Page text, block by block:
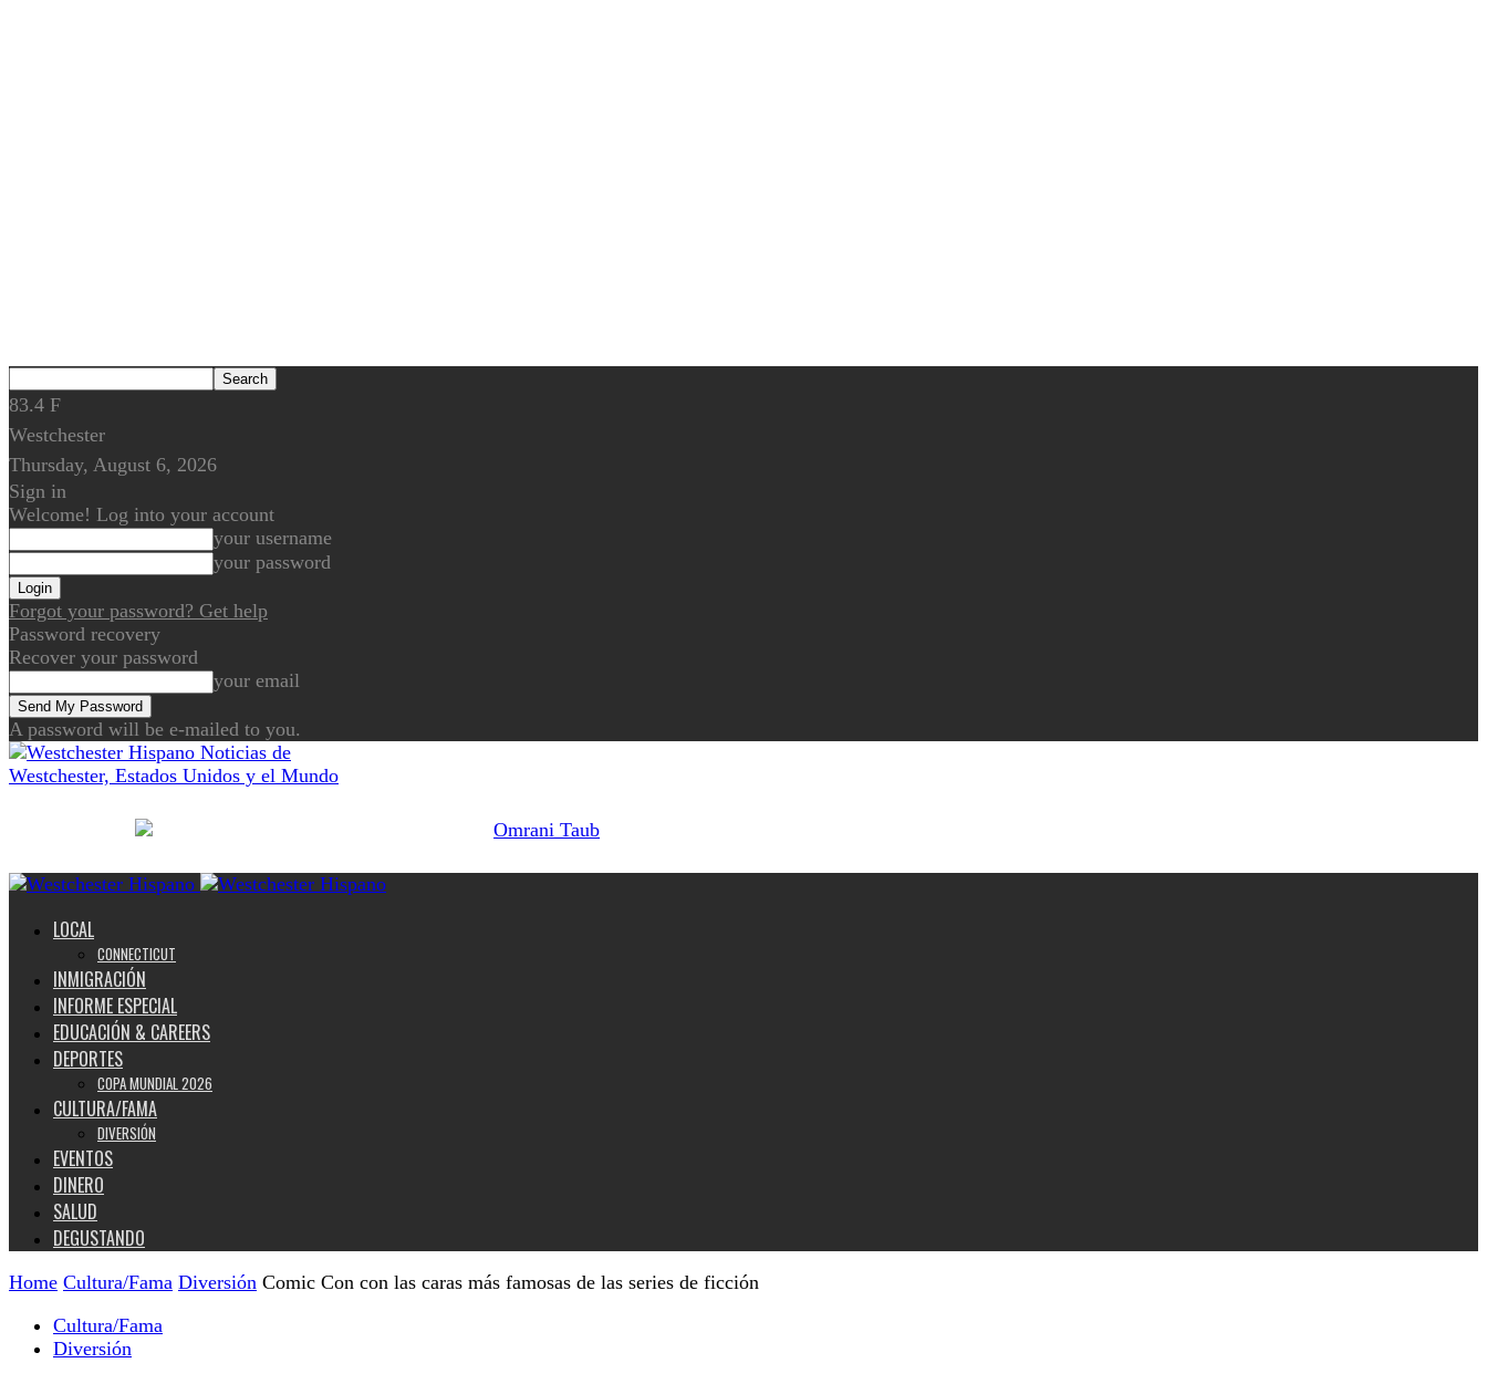
83.4 F
Westchester
Thursday, August 6, 2026
Sign in
Welcome! Log into your account
your username
your password
Forgot your password? Get help
Password recovery
Recover your password
your email
A password will be e-mailed to you.
Noticias de
Westchester, Estados Unidos y el Mundo
LOCAL
CONNECTICUT
INMIGRACIÓN
INFORME ESPECIAL
EDUCACIÓN & CAREERS
DEPORTES
COPA MUNDIAL 2026
CULTURA/FAMA
DIVERSIÓN
EVENTOS
DINERO
SALUD
DEGUSTANDO
Home Cultura/Fama Diversión Comic Con con las caras más famosas de las series de ficción
Cultura/Fama
Diversión